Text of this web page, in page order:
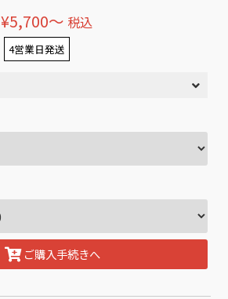
¥5,700〜 税込
4営業日発送
ご購入手続きへ